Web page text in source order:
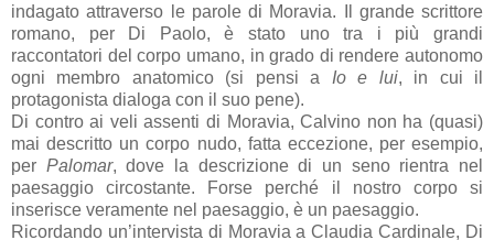
indagato attraverso le parole di Moravia. Il grande scrittore
romano, per Di Paolo, è stato uno tra i più grandi
raccontatori del corpo umano, in grado di rendere autonomo
ogni membro anatomico (si pensi a Io e lui, in cui il
protagonista dialoga con il suo pene).
Di contro ai veli assenti di Moravia, Calvino non ha (quasi)
mai descritto un corpo nudo, fatta eccezione, per esempio,
per Palomar, dove la descrizione di un seno rientra nel
paesaggio circostante. Forse perché il nostro corpo si
inserisce veramente nel paesaggio, è un paesaggio.
Ricordando un’intervista di Moravia a Claudia Cardinale, Di